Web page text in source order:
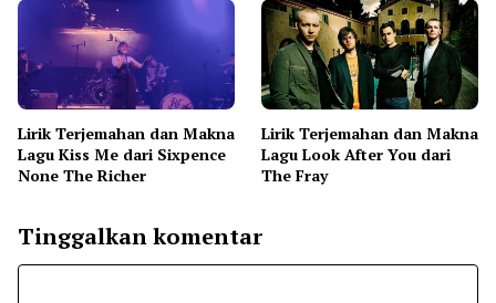
Lirik Terjemahan dan Makna
Lagu Kiss Me dari Sixpence
None The Richer
Lirik Terjemahan dan Makna
Lagu Look After You dari
The Fray
Tinggalkan komentar